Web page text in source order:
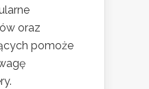
oraz
pomoże